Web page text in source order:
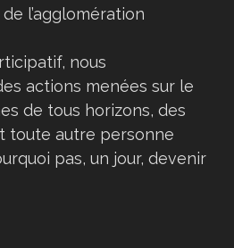
l’agglomération
nous
actions menées sur le
de tous horizons, des
toute autre personne
pas, un jour, devenir